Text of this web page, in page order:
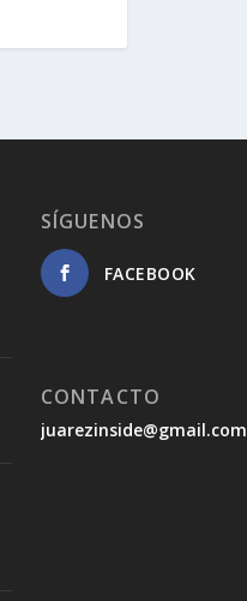
SÍGUENOS
FACEBOOK
CONTACTO
juarezinside@gmail.com